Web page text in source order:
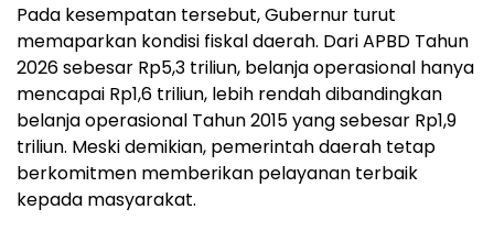
Pada kesempatan tersebut, Gubernur turut
memaparkan kondisi fiskal daerah. Dari APBD Tahun
2026 sebesar Rp5,3 triliun, belanja operasional hanya
mencapai Rp1,6 triliun, lebih rendah dibandingkan
belanja operasional Tahun 2015 yang sebesar Rp1,9
triliun. Meski demikian, pemerintah daerah tetap
berkomitmen memberikan pelayanan terbaik
kepada masyarakat.